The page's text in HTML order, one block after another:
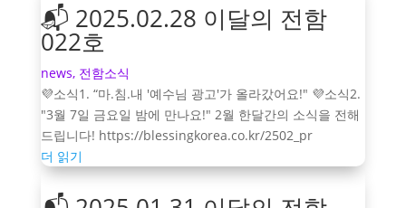
📬 2025.02.28 이달의 전함
022호
news, 전함소식
💜소식1. “마.침.내 '예수님 광고'가 올라갔어요!" 💜소식2.
"3월 7일 금요일 밤에 만나요!" 2월 한달간의 소식을 전해
드립니다! https://blessingkorea.co.kr/2502_pr
더 읽기